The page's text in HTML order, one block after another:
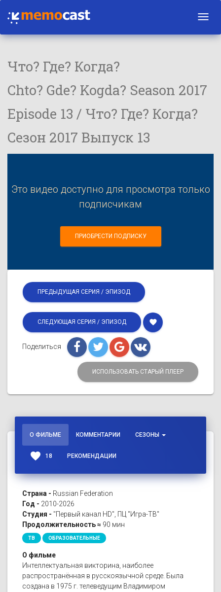
Что? Где? Когда?
Chto? Gde? Kogda? Season 2017
Episode 13 / Что? Где? Когда?
Сезон 2017 Выпуск 13
Это видео доступно для просмотра только
подписчикам
ПРИОБРЕСТИ ПОДПИСКУ
ПРЕДЫДУЩАЯ СЕРИЯ / ЭПИЗОД
СЛЕДУЮЩАЯ СЕРИЯ / ЭПИЗОД favorite
Поделиться
ИСПОЛЬЗОВАТЬ СТАРЫЙ ПЛЕЕР
О ФИЛЬМЕ КОММЕНТАРИИ СЕЗОНЫ
favorite 18 РЕКОМЕНДАЦИИ
Страна - Russian Federation
Год - 2010-2026
Студия - "Первый канал HD", ПЦ "Игра-ТВ"
Продолжительность ≈ 90 мин
ТВ ОБРАЗОВАТЕЛЬНЫЕ
О фильме
Интеллектуальная викторина, наиболее
распространённая в русскоязычной среде. Была
создана в 1975 г. телеведущим Владимиром